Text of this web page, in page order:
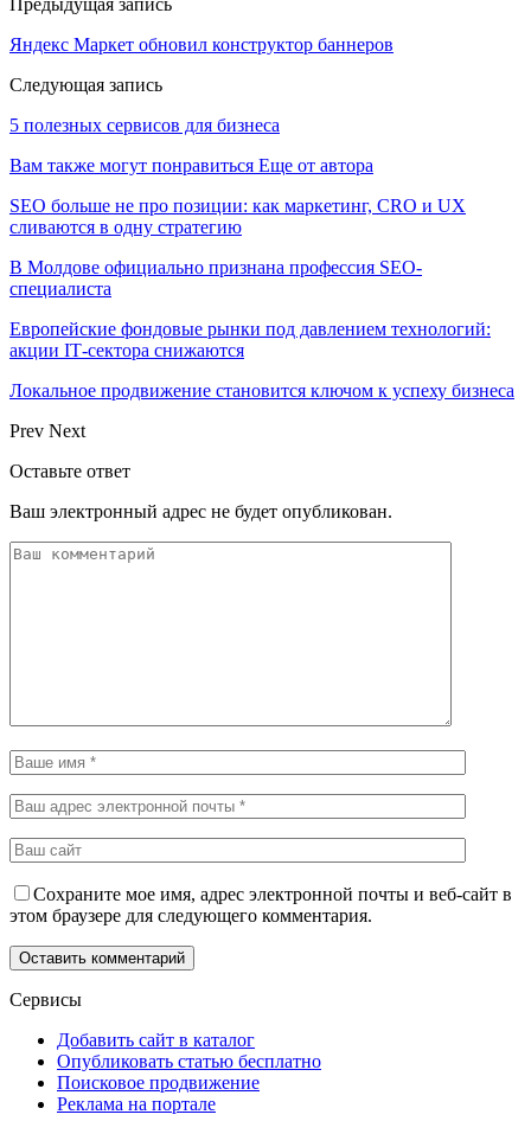
Яндекс Маркет обновил конструктор баннеров
Следующая запись
5 полезных сервисов для бизнеса
Вам также могут понравиться Еще от автора
SEO больше не про позиции: как маркетинг, CRO и UX
сливаются в одну стратегию
В Молдове официально признана профессия SEO-
специалиста
Европейские фондовые рынки под давлением технологий:
акции IT‑сектора снижаются
Локальное продвижение становится ключом к успеху бизнеса
Prev Next
Оставьте ответ
Ваш электронный адрес не будет опубликован.
Сохраните мое имя, адрес электронной почты и веб-сайт в
этом браузере для следующего комментария.
Сервисы
Добавить сайт в каталог
Опубликовать статью бесплатно
Поисковое продвижение
Реклама на портале